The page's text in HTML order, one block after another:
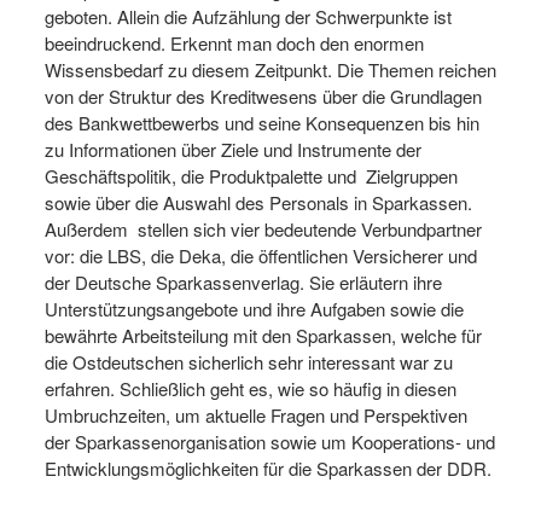
geboten. Allein die Aufzählung der Schwerpunkte ist
beeindruckend. Erkennt man doch den enormen
Wissensbedarf zu diesem Zeitpunkt. Die Themen reichen
von der Struktur des Kreditwesens über die Grundlagen
des Bankwettbewerbs und seine Konsequenzen bis hin
zu Informationen über Ziele und Instrumente der
Geschäftspolitik, die Produktpalette und Zielgruppen
sowie über die Auswahl des Personals in Sparkassen.
Außerdem stellen sich vier bedeutende Verbundpartner
vor: die LBS, die Deka, die öffentlichen Versicherer und
der Deutsche Sparkassenverlag. Sie erläutern ihre
Unterstützungsangebote und ihre Aufgaben sowie die
bewährte Arbeitsteilung mit den Sparkassen, welche für
die Ostdeutschen sicherlich sehr interessant war zu
erfahren. Schließlich geht es, wie so häufig in diesen
Umbruchzeiten, um aktuelle Fragen und Perspektiven
der Sparkassenorganisation sowie um Kooperations- und
Entwicklungsmöglichkeiten für die Sparkassen der DDR.